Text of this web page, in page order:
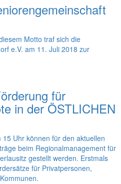
Motto traf sich die
e.V. am 11. Juli 2018 zur
für
in der ÖSTLICHEN
Uhr können für den aktuellen
beim Regionalmanagement für
gestellt werden. Erstmals
für Privatpersonen,